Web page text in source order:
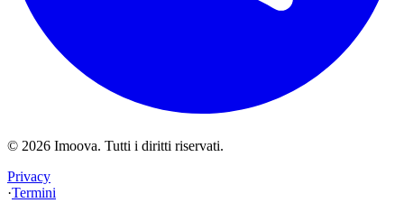
© 2026 Imoova. Tutti i diritti riservati.
Privacy
·Termini